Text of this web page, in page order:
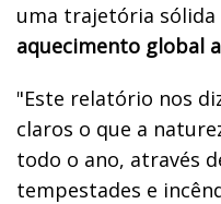
uma trajetória sólida
aquecimento global a
"Este relatório nos
claros o que a
todo o ano, através
tempestades e